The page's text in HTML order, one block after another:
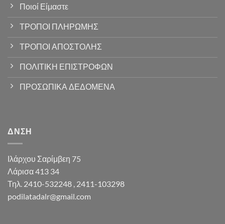
Ποιοί Είμαστε
ΤΡΟΠΟΙ ΠΛΗΡΩΜΗΣ
ΤΡΟΠΟΙ ΑΠΟΣΤΟΛΗΣ
ΠΟΛΙΤΙΚΗ ΕΠΙΣΤΡΟΦΩΝ
ΠΡΟΣΩΠΙΚΑ ΔΕΔΟΜΕΝΑ
ΔΝΣΗ
Ιλάρχου Σαρίμβεη 75
Λάρισα 413 34
Τηλ. 2410-532248 , 2411-103298
podilatadalr@gmail.com